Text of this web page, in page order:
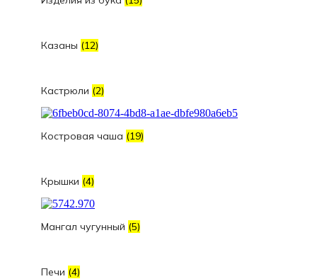
Казаны (12)
Кастрюли (2)
Костровая чаша (19)
Крышки (4)
Мангал чугунный (5)
Печи (4)